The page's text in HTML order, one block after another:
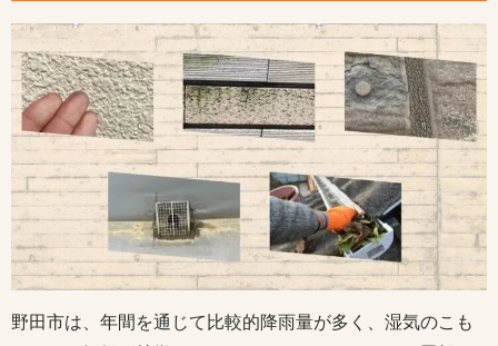
野田市は、年間を通じて比較的降雨量が多く、湿気のこも